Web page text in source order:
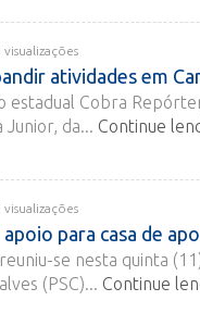
visualizações
atividades em
estadual Cobra
da... Continue
visualizações
para casa de
se nesta quinta
(PSC)... Continue